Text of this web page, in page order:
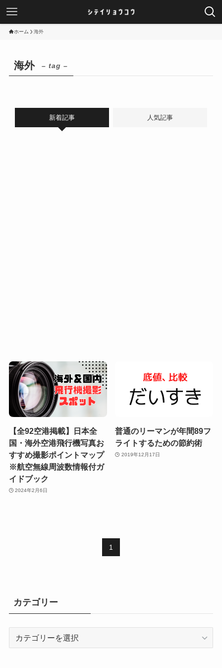
ホーム 海外
海外 – tag –
新着記事 人気記事
【全92空港掲載】日本全
国・海外空港飛行機写真お
すすめ撮影ポイントマップ
※航空無線周波数情報付ガ
イドブック
2024年2月6日
普通のリーマンが年間89フ
ライトするための節約術
2019年12月17日
1
カテゴリー